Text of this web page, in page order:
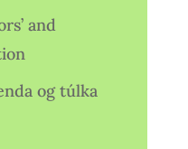
and
og túlka